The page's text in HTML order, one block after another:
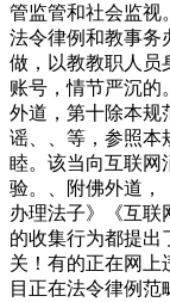
管监管和社会监视
法令律例和教事务
做，以教教职人员
账号，情节严沉的
外道，第十除本规
谣、、等，参照本
睦。该当向互联网
验。、附佛外道，
办理法子》《互联
的收集行为都提出
关！有的正在网上
目正在法令律例范